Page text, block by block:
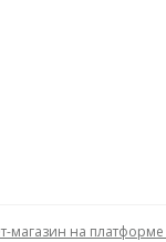
магазин на